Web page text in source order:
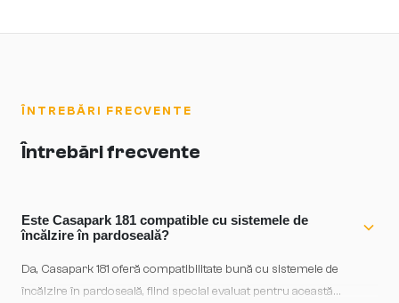
ÎNTREBĂRI FRECVENTE
Întrebări frecvente
Este Casapark 181 compatible cu sistemele de
încălzire în pardoseală?
Da, Casapark 181 oferă compatibilitate bună cu sistemele de
încălzire în pardoseală, fiind special evaluat pentru această